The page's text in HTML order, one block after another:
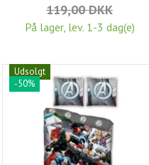
119,00 DKK
På lager, lev. 1-3 dag(e)
Udsolgt
-50%